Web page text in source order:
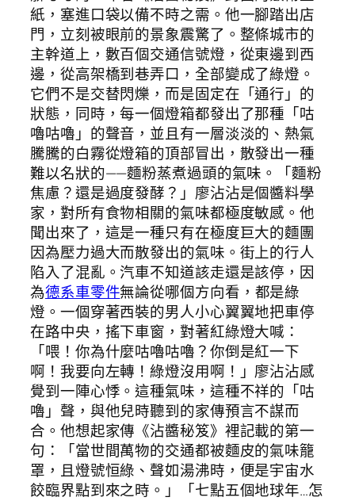
紙，塞進口袋以備不時之需。他一腳踏出店
門，立刻被眼前的景象震驚了。整條城市的
主幹道上，數百個交通信號燈，從東邊到西
邊，從高架橋到巷弄口，全部變成了綠燈。
它們不是交替閃爍，而是固定在「通行」的
狀態，同時，每一個燈箱都發出了那種「咕
嚕咕嚕」的聲音，並且有一層淡淡的、熱氣
騰騰的白霧從燈箱的頂部冒出，散發出一種
難以名狀的——麵粉蒸煮過頭的氣味。「麵粉
焦慮？還是過度發酵？」廖沾沾是個醬料學
家，對所有食物相關的氣味都極度敏感。他
聞出來了，這是一種只有在極度巨大的麵團
因為壓力過大而散發出的氣味。街上的行人
陷入了混亂。汽車不知道該走還是該停，因
為德系車零件無論從哪個方向看，都是綠
燈。一個穿著西裝的男人小心翼翼地把車停
在路中央，搖下車窗，對著紅綠燈大喊：
「喂！你為什麼咕嚕咕嚕？你倒是紅一下
啊！我要向左轉！綠燈沒用啊！」廖沾沾感
覺到一陣心悸。這種氣味，這種不祥的「咕
嚕」聲，與他兒時聽到的家傳預言不謀而
合。他想起家傳《沾醬秘笈》裡記載的第一
句：「當世間萬物的交通都被麵皮的氣味籠
罩，且燈號恒綠、聲如湯沸時，便是宇宙水
餃臨界點到來之時。」「七點五個地球年…怎